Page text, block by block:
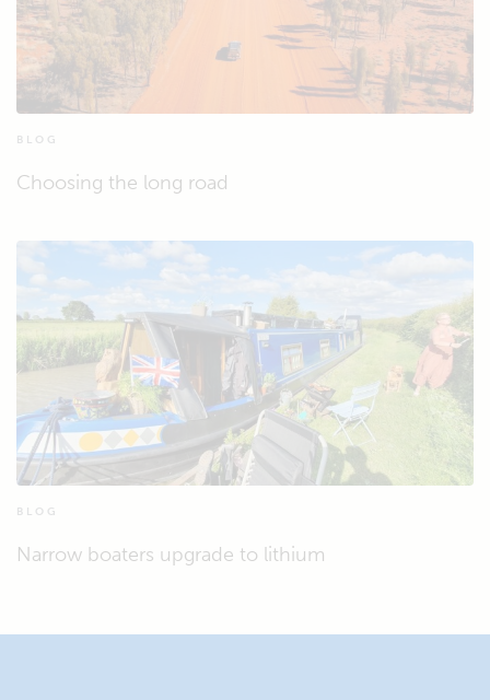
BLOG
Choosing the long road
BLOG
Narrow boaters upgrade to lithium